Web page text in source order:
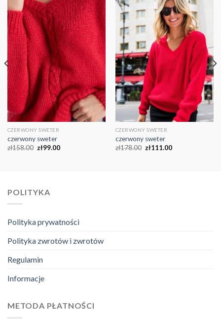
CZERWONY SWETER
czerwony sweter
zł158.00 zł99.00
CZERWONY SWETER
czerwony sweter
zł178.00 zł111.00
POLITYKA
Polityka prywatności
Polityka zwrotów i zwrotów
Regulamin
Informacje
METODA PŁATNOŚCI